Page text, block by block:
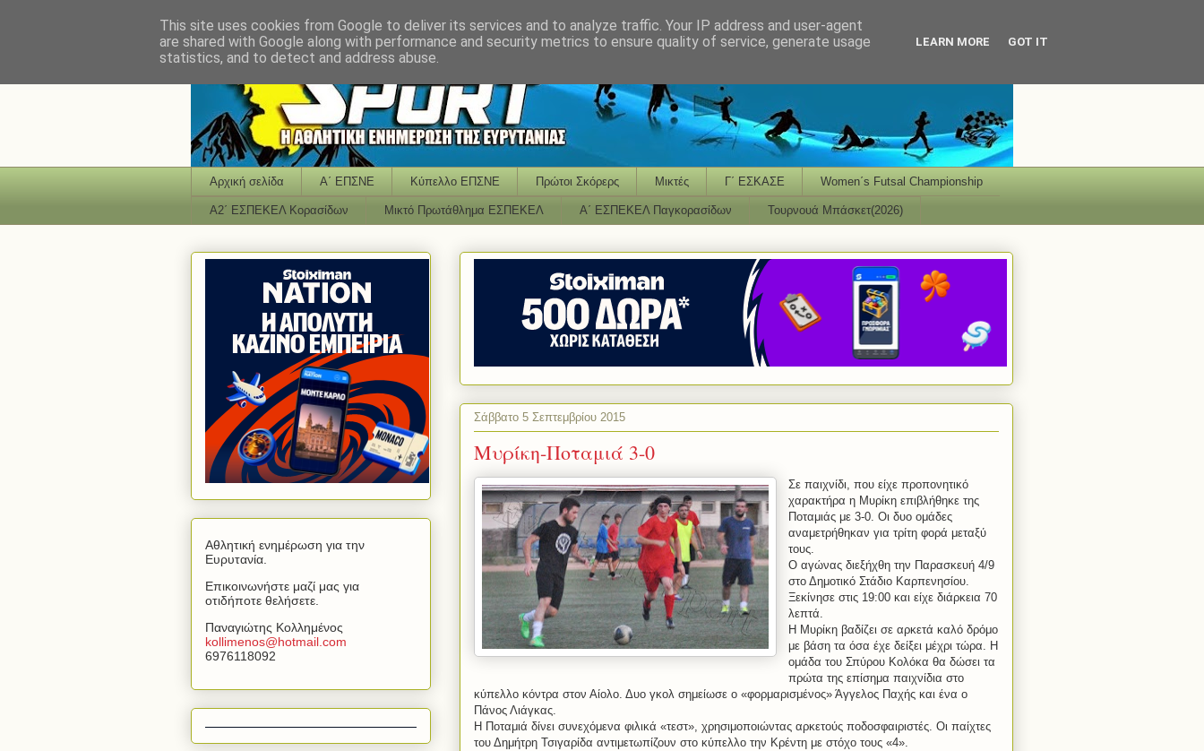
Αρχική σελίδα Α΄ ΕΠΣΝΕ Κύπελλο ΕΠΣΝΕ Πρώτοι Σκόρερς Μικτές Γ΄ ΕΣΚΑΣΕ Women΄s Futsal Championship
Α2΄ ΕΣΠΕΚΕΛ Κορασίδων Μικτό Πρωτάθλημα ΕΣΠΕΚΕΛ Α΄ ΕΣΠΕΚΕΛ Παγκορασίδων Τουρνουά Μπάσκετ(2026)
Σάββατο 5 Σεπτεμβρίου 2015
Μυρίκη-Ποταμιά 3-0
Σε παιχνίδι, που είχε προπονητικό
χαρακτήρα η Μυρίκη επιβλήθηκε της
Ποταμιάς με 3-0. Οι δυο ομάδες
αναμετρήθηκαν για τρίτη φορά μεταξύ
τους.
Ο αγώνας διεξήχθη την Παρασκευή 4/9
στο Δημοτικό Στάδιο Καρπενησίου.
Ξεκίνησε στις 19:00 και είχε διάρκεια 70
λεπτά.
H Μυρίκη βαδίζει σε αρκετά καλό δρόμο
με βάση τα όσα έχε δείξει μέχρι τώρα. Η
ομάδα του Σπύρου Κολόκα θα δώσει τα
πρώτα της επίσημα παιχνίδια στο
κύπελλο κόντρα στον Αίολο. Δυο γκολ σημείωσε ο «φορμαρισμένος» Άγγελος Παχής και ένα ο
Πάνος Λιάγκας.
Η Ποταμιά δίνει συνεχόμενα φιλικά «τεστ», χρησιμοποιώντας αρκετούς ποδοσφαιριστές. Οι παίχτες
του Δημήτρη Τσιγαρίδα αντιμετωπίζουν στο κύπελλο την Κρέντη με στόχο τους «4».
Αθλητική ενημέρωση για την
Ευρυτανία.
Επικοινωνήστε μαζί μας για
οτιδήποτε θελήσετε.
Παναγιώτης Κολλημένος
kollimenos@hotmail com
6976118092
This site uses cookies from Google to deliver its services and to analyze traffic. Your IP address and user-agent
are shared with Google along with performance and security metrics to ensure quality of service, generate usage
statistics, and to detect and address abuse.
LEARN MORE GOT IT